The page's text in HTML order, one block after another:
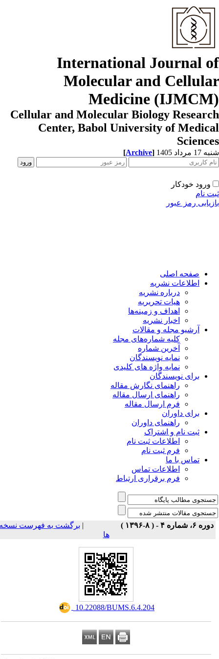
International Journal
Molecular and
Medicine
Cellular and Molecular Biology
Center, Babol University of
مرداد 1405 [Archive]
ورود خودکار
نام
رمز عبور
صفحه اصلی
اطلاعات نشریه
درباره نشریه
هیات تحریریه
اهداف و زمینه‌ها
اخبار نشریه
آرشیو مجله و مقالات
کلیه شماره‌های مجله
آخرین شماره
نمایه نویسندگان
نمایه واژه های کلیدی
برای نویسندگان
راهنمای نگارش مقاله
راهنمای ارسال مقاله
فرم ارسال مقاله
برای داوران
راهنمای داوران
ثبت نام و اشتراک
اطلاعات ثبت نام
فرم ثبت نام
تماس با ما
اطلاعات تماس
فرم برقراری ارتباط
دوره ۶، شماره ۴ - ( ۸-۱۳۹۶ )
برگشت به فهرست نسخه
ها
‎ 10.22088/BUMS.6.4.204